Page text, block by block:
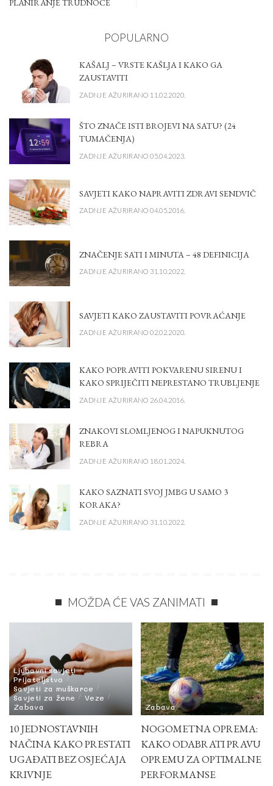
PLANIRANJE TRUDNOĆE
POPULARNO
KAŠALJ – VRSTE KAŠLJA I KAKO GA
ZAUSTAVITI
ZADNJE AŽURIRANO 11.02.2020.
ŠTO ZNAČE ISTI BROJEVI NA SATU? (24
TUMAČENJA)
ZADNJE AŽURIRANO 05.04.2023.
SAVJETI KAKO NAPRAVITI ZDRAVI SENDVIČ
ZADNJE AŽURIRANO 04.05.2016.
ZNAČENJE SATI I MINUTA – 48 DEFINICIJA
ZADNJE AŽURIRANO 31.10.2022.
SAVJETI KAKO ZAUSTAVITI POVRAĆANJE
ZADNJE AŽURIRANO 02.02.2020.
KAKO POPRAVITI POKVARENU SIRENU I
KAKO SPRIJEČITI NEPRESTANO TRUBLJENJE
ZADNJE AŽURIRANO 26.04.2016.
ZNAKOVI SLOMLJENOG I NAPUKNUTOG
REBRA
ZADNJE AŽURIRANO 18.01.2024.
KAKO SAZNATI SVOJ JMBG U SAMO 3
KORAKA?
ZADNJE AŽURIRANO 31.10.2022.
MOŽDA ĆE VAS ZANIMATI
Ljubavni savjeti
Prijateljstvo
Savjeti za muškarce
Savjeti za žene
Veze
Zabava
10 JEDNOSTAVNIH
NAČINA KAKO PRESTATI
UGAĐATI BEZ OSJEĆAJA
KRIVNJE
Zabava
NOGOMETNA OPREMA:
KAKO ODABRATI PRAVU
OPREMU ZA OPTIMALNE
PERFORMANSE